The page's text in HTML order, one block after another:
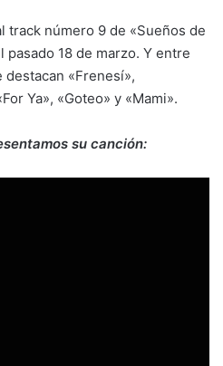
track número 9 de «Sueños de
pasado 18 de marzo. Y entre
«Frenesí»,
Ya», «Goteo» y «Mami».
su canción: